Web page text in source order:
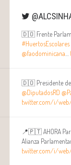
🇩🇴 Frente
#HuertosEscolares
@faodominicana
🇩🇴 Presidente de
@DiputadosRD
twitter.com/i/web/
📍🇵🇹 AHORA
Alianza
twitter.com/i/web/